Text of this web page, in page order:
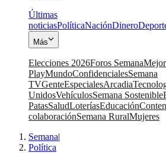
Últimas
noticiasPolíticaNaciónDinero
Más
Elecciones 2026Foros Semana
PlayMundoConfidencialesSemana
TVGenteEspecialesArcadia
UnidosVehículosSemana Sostenible
PatasSaludLoteríasEducación
colaboraciónSemana RuralMujeres
Semana|
Política